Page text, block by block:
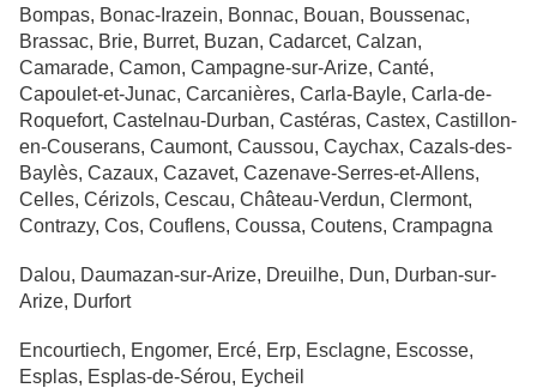
Bompas, Bonac-Irazein, Bonnac, Bouan, Boussenac,
Brassac, Brie, Burret, Buzan, Cadarcet, Calzan,
Camarade, Camon, Campagne-sur-Arize, Canté,
Capoulet-et-Junac, Carcanières, Carla-Bayle, Carla-de-
Roquefort, Castelnau-Durban, Castéras, Castex, Castillon-
en-Couserans, Caumont, Caussou, Caychax, Cazals-des-
Baylès, Cazaux, Cazavet, Cazenave-Serres-et-Allens,
Celles, Cérizols, Cescau, Château-Verdun, Clermont,
Contrazy, Cos, Couflens, Coussa, Coutens, Crampagna
Dalou, Daumazan-sur-Arize, Dreuilhe, Dun, Durban-sur-
Arize, Durfort
Encourtiech, Engomer, Ercé, Erp, Esclagne, Escosse,
Esplas, Esplas-de-Sérou, Eycheil